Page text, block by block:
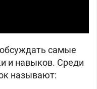
самые
и навыков. Среди
называют: